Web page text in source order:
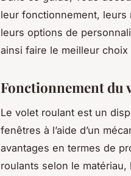
leur fonctionnement, leurs
leurs options de
ainsi faire le meilleur
Fonctionnement du
Le volet roulant est un
fenêtres à l’aide d’un
avantages en termes de
roulants selon le